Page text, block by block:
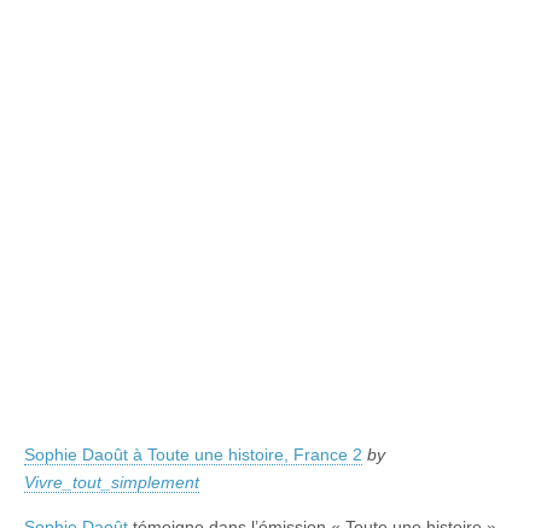
Sophie Daoût à Toute une histoire, France 2 by
Vivre_tout_simplement